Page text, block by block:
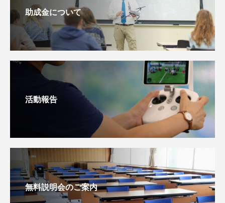
助成金について
活動報告
無料説明会のご案内